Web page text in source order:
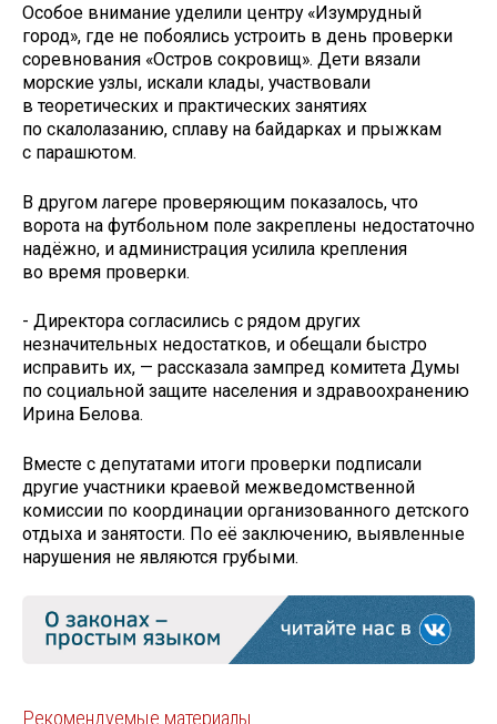
Особое внимание уделили центру «Изумрудный
город», где не побоялись устроить в день проверки
соревнования «Остров сокровищ». Дети вязали
морские узлы, искали клады, участвовали
в теоретических и практических занятиях
по скалолазанию, сплаву на байдарках и прыжкам
с парашютом.
В другом лагере проверяющим показалось, что
ворота на футбольном поле закреплены недостаточно
надёжно, и администрация усилила крепления
во время проверки.
- Директора согласились с рядом других
незначительных недостатков, и обещали быстро
исправить их, — рассказала зампред комитета Думы
по социальной защите населения и здравоохранению
Ирина Белова.
Вместе с депутатами итоги проверки подписали
другие участники краевой межведомственной
комиссии по координации организованного детского
отдыха и занятости. По её заключению, выявленные
нарушения не являются грубыми.
Рекомендуемые материалы